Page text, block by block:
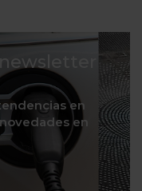
en
en